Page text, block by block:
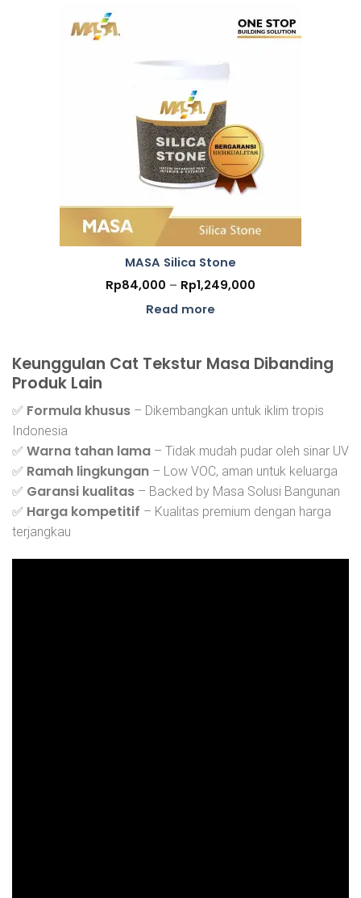
MASA Silica Stone
Rp84,000 – Rp1,249,000
Read more
Keunggulan Cat Tekstur Masa Dibanding
Produk Lain
✅ Formula khusus – Dikembangkan untuk iklim tropis
Indonesia
✅ Warna tahan lama – Tidak mudah pudar oleh sinar UV
✅ Ramah lingkungan – Low VOC, aman untuk keluarga
✅ Garansi kualitas – Backed by Masa Solusi Bangunan
✅ Harga kompetitif – Kualitas premium dengan harga
terjangkau